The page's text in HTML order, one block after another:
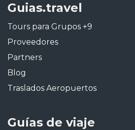
Guias.travel
Tours para Grupos +9
Proveedores
Partners
Blog
Traslados Aeropuertos
Guías de viaje